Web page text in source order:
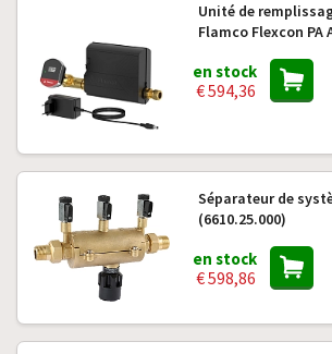
Unité de
Flamco Flexcon PA
en stock
€ 594,36
Séparateur de
(6610.25.000)
en stock
€ 598,86